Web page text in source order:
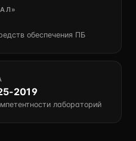
обеспечения ПБ
2019
лабораторий